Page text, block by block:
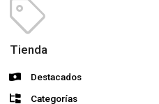
Tienda
Destacados
Categorías